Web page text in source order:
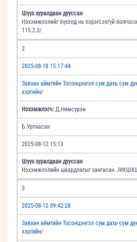
Шүүх хуралдаан дууссан
Нэхэмжлэлийг бүхэлд нь хэрэгсэхгүй
115.2.3/
2
2025-08-18 15:17:44
Завхан аймгийн Тосонцэнгэл сум дахь сум
хэргийн/
Нэхэмжлэгч: Д.Нямсүрэн
Б.Уртнасан
2025-08-12 15:13
Шүүх хуралдаан дууссан
Нэхэмжлэлийн шаардлагыг хангасан. /
3
2025-08-12 09:42:28
Завхан аймгийн Тосонцэнгэл сум дахь сум
хэргийн/